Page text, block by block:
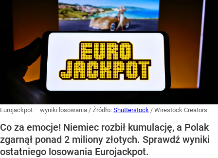
Eurojackpot – wyniki losowania / Źródło: Shutterstock / Wirestock Creators
Co za emocje! Niemiec rozbił kumulację, a Polak
zgarnął ponad 2 miliony złotych. Sprawdź wyniki
ostatniego losowania Eurojackpot.